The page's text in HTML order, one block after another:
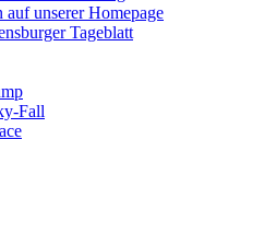
unserer Homepage
Tageblatt
Fall